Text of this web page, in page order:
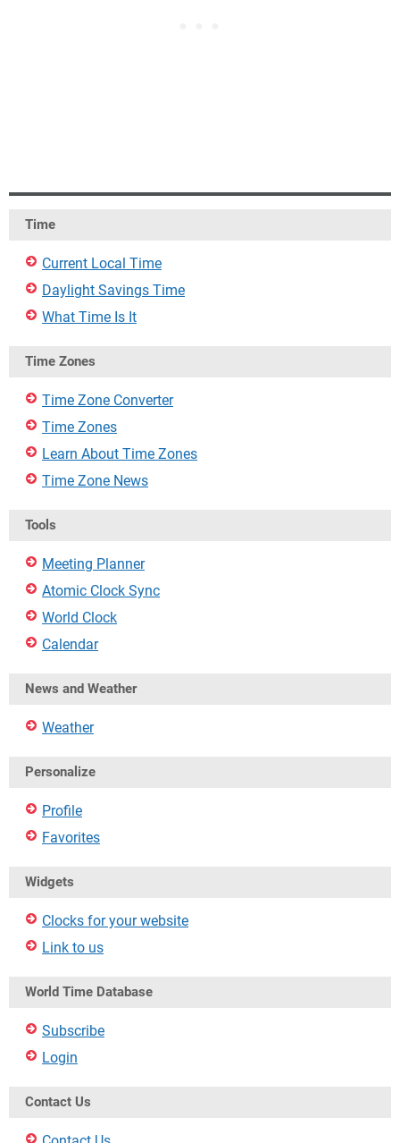
Time
Current Local Time
Daylight Savings Time
What Time Is It
Time Zones
Time Zone Converter
Time Zones
Learn About Time Zones
Time Zone News
Tools
Meeting Planner
Atomic Clock Sync
World Clock
Calendar
News and Weather
Weather
Personalize
Profile
Favorites
Widgets
Clocks for your website
Link to us
World Time Database
Subscribe
Login
Contact Us